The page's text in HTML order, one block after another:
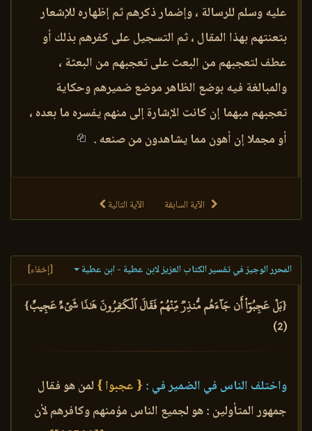
عليه وسلم للرسالة ، وإضمار ذكرهم ثم إظهاره للإشعار
بتعنتهم بهذا المقال ، ثم التسجيل على كفرهم بذلك أو
عطف لتعجبهم من البعث على تعجبهم من البعثة ،
والمبالغة فيه بوضع الظاهر موضع ضميرهم وحكاية
تعجبهم مبهما إن كانت الإشارة إلى منهم يفسره ما بعده ،
أو مجملا إن أهون مما يشاهدون من صنعه .
الآية السابقة الآية التالية
المحرر الوجيز في تفسير الكتاب العزيز لابن عطية - ابن عطية [إخفاء]
{بَلۡ عَجِبُوٓاْ أَن جَآءَهُم مُّنذِرٞ مِّنۡهُمۡ فَقَالَ ٱلۡكَٰفِرُونَ هَٰذَا شَيۡءٌ عَجِيبٌ}
(2)
واختلف الناس في الضمير في : { عجبوا } لمن هو فقال
جمهور المتأولين : هو لجميع الناس مؤمنهم وكافرهم لأن